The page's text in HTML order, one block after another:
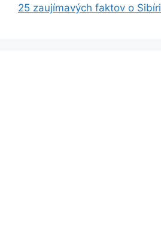
25 zaujímavých faktov o Sibíri